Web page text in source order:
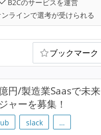
B2Cのサービスを運営
ンラインで選考が受けられる
ブックマーク
円/製造業Saasで未来
ャーを募集！
slack …